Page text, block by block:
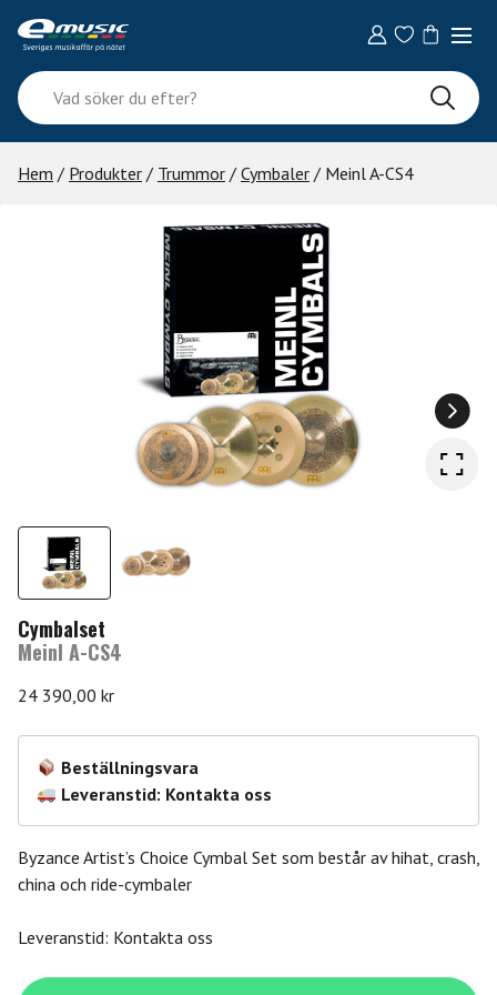
content
Vad
söker
du
efter?
Hem / Produkter / Trummor / Cymbaler / Meinl A-CS4
Cymbalset
Meinl A-CS4
24 390,00 kr
Beställningsvara
Leveranstid: Kontakta oss
Byzance Artist’s Choice Cymbal Set som består av hihat, crash,
china och ride-cymbaler
Leveranstid: Kontakta oss
Meinl